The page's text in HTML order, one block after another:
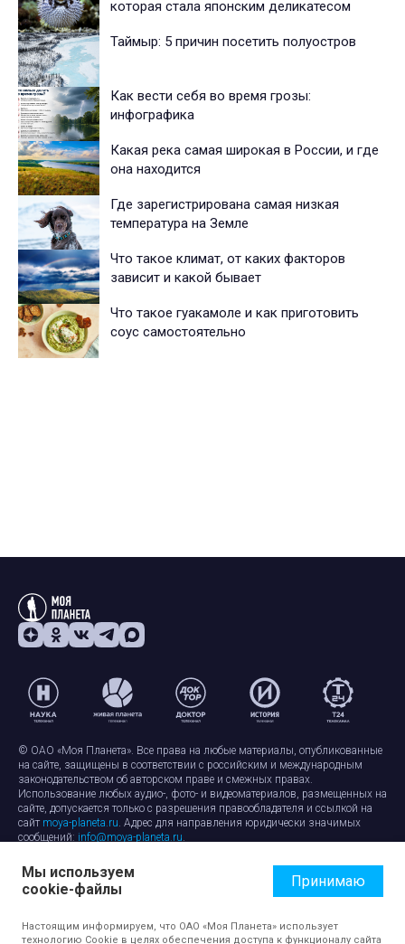
которая стала японским деликатесом
Таймыр: 5 причин посетить полуостров
Как вести себя во время грозы:
инфографика
Какая река самая широкая в России, и где
она находится
Где зарегистрирована самая низкая
температура на Земле
Что такое климат, от каких факторов
зависит и какой бывает
Что такое гуакамоле и как приготовить
соус самостоятельно
© ОАО «Моя Планета». Все права на любые материалы, опубликованные
на сайте, защищены в соответствии с российским и международным
законодательством об авторском праве и смежных правах.
Использование любых аудио-, фото- и видеоматериалов, размещенных на
сайте, допускается только с разрешения правообладателя и ссылкой на
сайт moya-planeta.ru. Адрес для направления юридически значимых
сообщений: info@moya-planeta.ru.
Правила сайтаРабота с cookie-файлами
Защита персональных данных
Обработка персональных данных
Мы используем
cookie-файлы
Принимаю
Настоящим информируем, что ОАО «Моя Планета» использует
технологию Cookie в целях обеспечения доступа к функционалу сайта